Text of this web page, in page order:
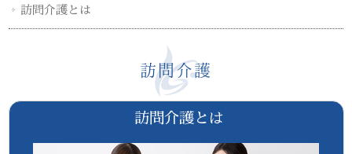
訪問介護とは
訪問介護
訪問介護とは